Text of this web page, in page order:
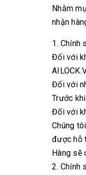
Nhằm
nhận
1. Chính
Đối với
Đối với
Trước
Đối với
Chúng
được hỗ
Hàng sẽ
2. Chính